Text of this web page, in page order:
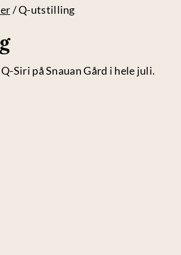
/Q-utstilling
Siri på Snauan Gård i hele juli.